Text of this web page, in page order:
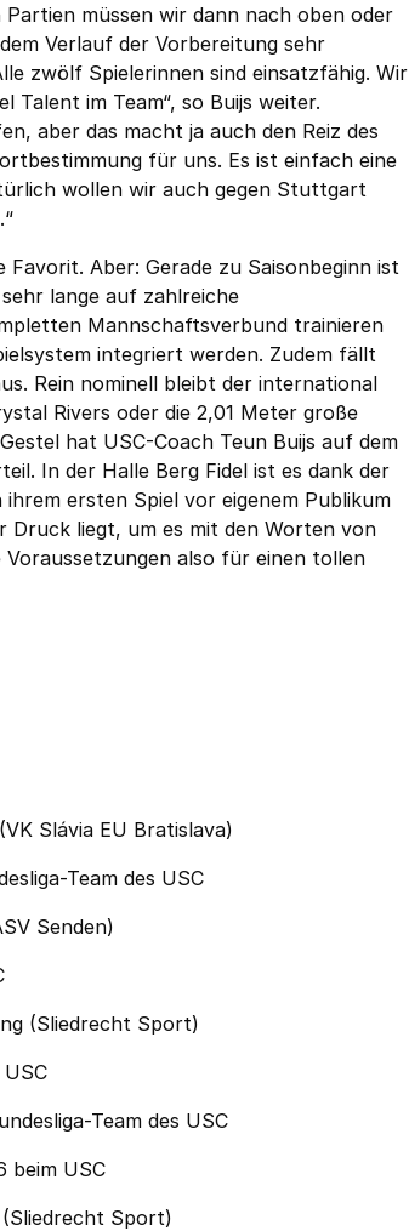
müssen wir dann nach oben oder
Verlauf der Vorbereitung sehr
zwölf Spielerinnen sind einsatzfähig. Wir
Talent im Team“, so Buijs weiter.
aber das macht ja auch den Reiz des
für uns. Es ist einfach eine
wollen wir auch gegen Stuttgart
Aber: Gerade zu Saisonbeginn ist
lange auf zahlreiche
Mannschaftsverbund trainieren
integriert werden. Zudem fällt
Rein nominell bleibt der international
Rivers oder die 2,01 Meter große
hat USC-Coach Teun Buijs auf dem
In der Halle Berg Fidel ist es dank der
ersten Spiel vor eigenem Publikum
Druck liegt, um es mit den Worten von
also für einen tollen
Slávia EU Bratislava)
Team des USC
Senden)
(Sliedrecht Sport)
Team des USC
beim USC
(Sliedrecht Sport)